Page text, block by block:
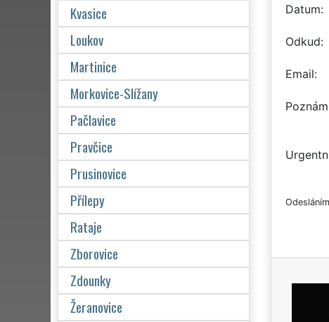
Datum
Odkud
Email
Kvasice
Loukov
Martinice
Morkovice-Slížany
Pačlavice
Pravčice
Prusinovice
Přílepy
Rataje
Zborovice
Zdounky
Žeranovice